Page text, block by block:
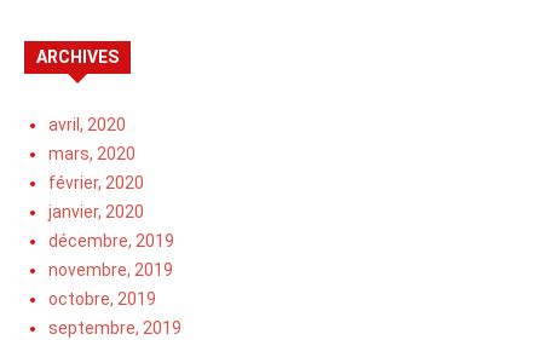
ARCHIVES
avril, 2020
mars, 2020
février, 2020
janvier, 2020
décembre, 2019
novembre, 2019
octobre, 2019
septembre, 2019